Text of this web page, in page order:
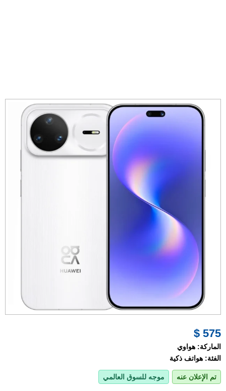
575 $
الماركة: هواوي
الفئة: هواتف ذكية
تم الإعلان عنه موجه للسوق العالمي